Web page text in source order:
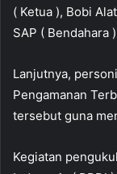
( Ketua ), Bobi
SAP ( Bendahara
Lanjutnya,
Pengamanan
tersebut guna
Kegiatan